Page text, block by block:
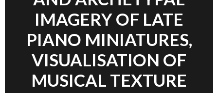
IMAGERY OF LATE
PIANO MINIATURES,
VISUALISATION OF
MUSICAL TEXTURE